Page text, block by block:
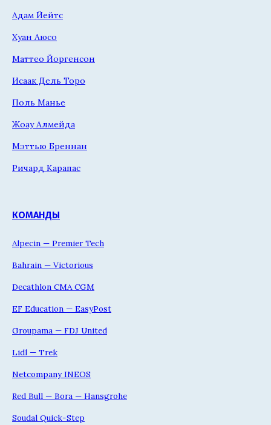
Адам Йейтс
Хуан Аюсо
Маттео Йоргенсон
Исаак Дель Торо
Поль Манье
Жоау Алмейда
Мэттью Бреннан
Ричард Карапас
КОМАНДЫ
Alpecin — Premier Tech
Bahrain — Victorious
Decathlon CMA CGM
EF Education — EasyPost
Groupama — FDJ United
Lidl — Trek
Netcompany INEOS
Red Bull — Bora — Hansgrohe
Soudal Quick-Step